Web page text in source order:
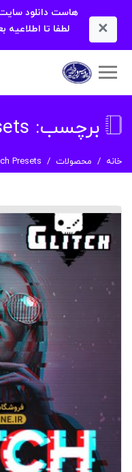
×
هاست دانلود
لطفا تا
برچسب:
خانه محصولات Presets